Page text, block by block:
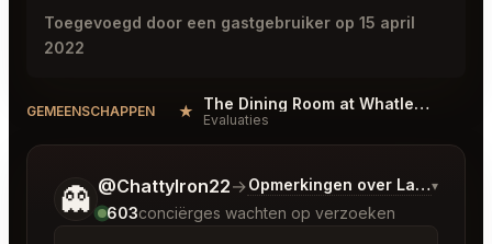
Toegevoegd door een gastgebruiker op 15 april
2022
GEMEENSCHAPPEN ★ The Dining Room at Whatley Manor Malmesbury Reviews
Evaluaties
👻 @ChattyIron22→Opmerkingen over Laatste
▾
603conciërges wachten op verzoeken
Vertel me wat je wilt.